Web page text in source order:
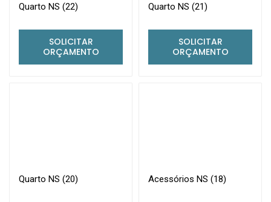
Quarto NS (22)
SOLICITAR
ORÇAMENTO
Quarto NS (21)
SOLICITAR
ORÇAMENTO
Quarto NS (20) Acessórios NS (18)